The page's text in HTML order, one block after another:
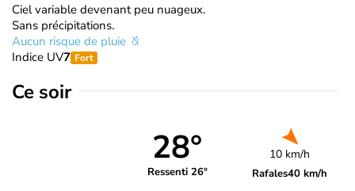
Ciel variable devenant peu nuageux.
Sans précipitations.
Aucun risque de pluie
Indice UV7 Fort
Ce soir
28°
Ressenti 26°
10 km/h
Rafales40 km/h